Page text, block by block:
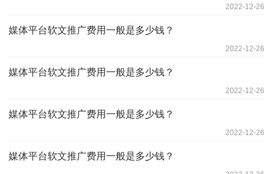
2022-12-26
媒体平台软文推广费用一般是多少钱？
2022-12-26
媒体平台软文推广费用一般是多少钱？
2022-12-26
媒体平台软文推广费用一般是多少钱？
2022-12-26
媒体平台软文推广费用一般是多少钱？